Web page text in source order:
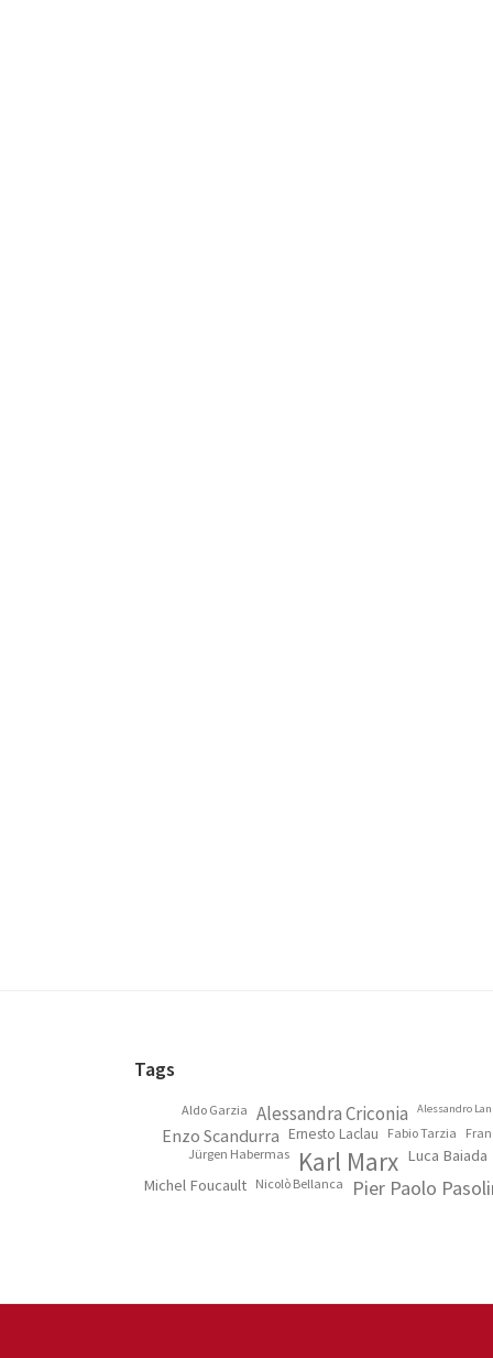
Tags
Aldo Garzia Alessandra Criconia Alessandro
Enzo Scandurra Ernesto Laclau Fabio Tarzia
Jürgen Habermas Karl Marx Luca Baiada
Michel Foucault Nicolò Bellanca Pier Paolo